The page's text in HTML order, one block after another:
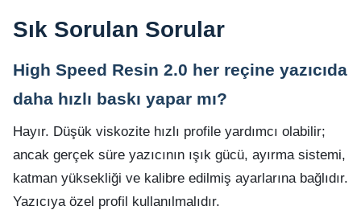
Sık Sorulan Sorular
High Speed Resin 2.0 her reçine yazıcıda
daha hızlı baskı yapar mı?
Hayır. Düşük viskozite hızlı profile yardımcı olabilir;
ancak gerçek süre yazıcının ışık gücü, ayırma sistemi,
katman yüksekliği ve kalibre edilmiş ayarlarına bağlıdır.
Yazıcıya özel profil kullanılmalıdır.